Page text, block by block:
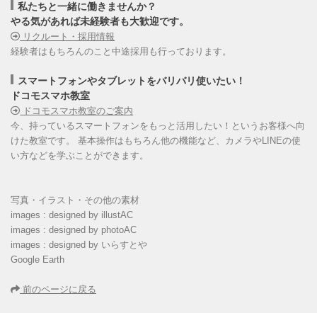
私たちと一緒に働きませんか？
やる気があれば未経験者も大歓迎です。
リクルート・採用情報
経験者はもちろんのこと中途採用も行っております。
スマートフォンやタブレットをバリバリ使いたい！
ドコモスマホ教室
ドコモスマホ教室のご案内
今、持っているスマートフォンをもっと活用したい！というお客様へ向
けた教室です。 基本操作はもちろん他の機能など、カメラやLINEの使
い方などを学ぶことができます。
写真・イラスト・その他の素材
images : designed by illustAC
images : designed by photoAC
images : designed by いらすとや
Google Earth
前のページに戻る